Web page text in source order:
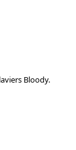
Bloody.